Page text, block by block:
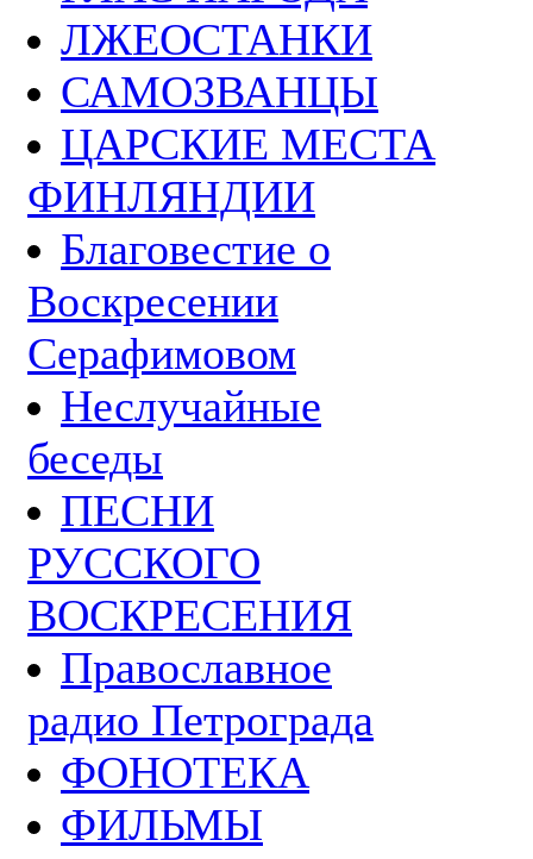
ЛЖЕОСТАНКИ
САМОЗВАНЦЫ
ЦАРСКИЕ МЕСТА
ФИНЛЯНДИИ
Благовестие о
Воскресении
Серафимовом
Неслучайные
беседы
ПЕСНИ
РУССКОГО
ВОСКРЕСЕНИЯ
Православное
радио Петрограда
ФОНОТЕКА
ФИЛЬМЫ